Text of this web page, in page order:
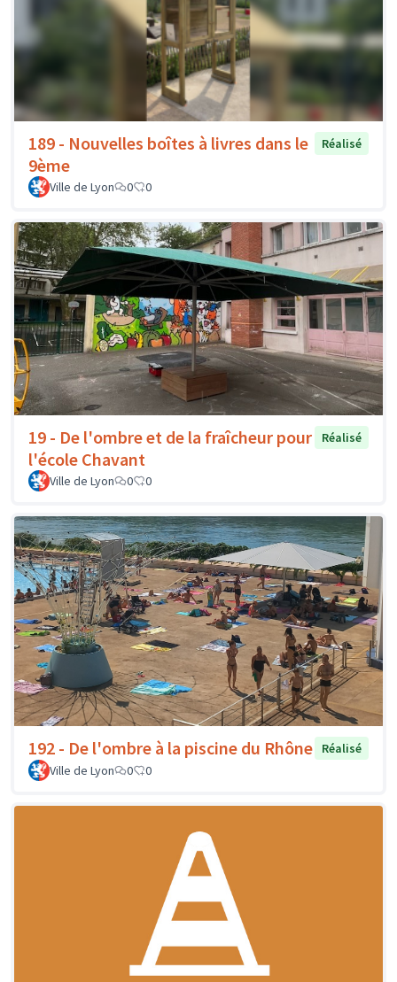
189 - Nouvelles boîtes à livres dans le
9ème
Réalisé
Ville de Lyon 0 0
19 - De l'ombre et de la fraîcheur pour
l'école Chavant
Réalisé
Ville de Lyon 0 0
192 - De l'ombre à la piscine du Rhône
Réalisé
Ville de Lyon
0 0